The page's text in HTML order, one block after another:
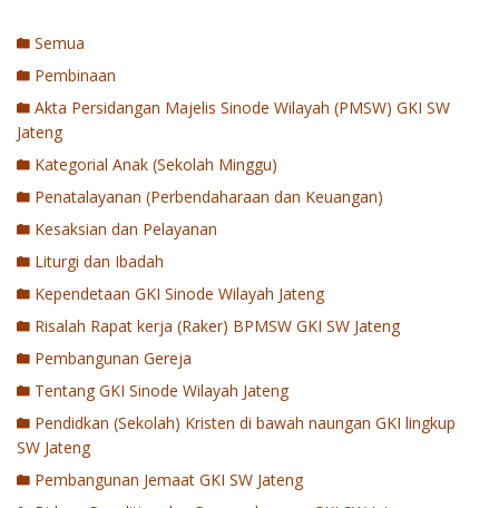
Semua
Pembinaan
Akta Persidangan Majelis Sinode Wilayah (PMSW) GKI SW
Jateng
Kategorial Anak (Sekolah Minggu)
Penatalayanan (Perbendaharaan dan Keuangan)
Kesaksian dan Pelayanan
Liturgi dan Ibadah
Kependetaan GKI Sinode Wilayah Jateng
Risalah Rapat kerja (Raker) BPMSW GKI SW Jateng
Pembangunan Gereja
Tentang GKI Sinode Wilayah Jateng
Pendidkan (Sekolah) Kristen di bawah naungan GKI lingkup
SW Jateng
Pembangunan Jemaat GKI SW Jateng